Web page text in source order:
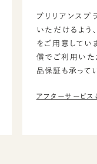
ブリリアンスプ
いただけるよう
をご用意してい
償でご利用いた
品保証も承って
アフターサービ